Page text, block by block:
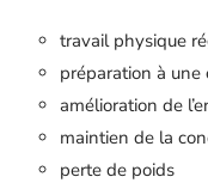
travail physique
préparation à une
amélioration de
maintien de la
perte de poids